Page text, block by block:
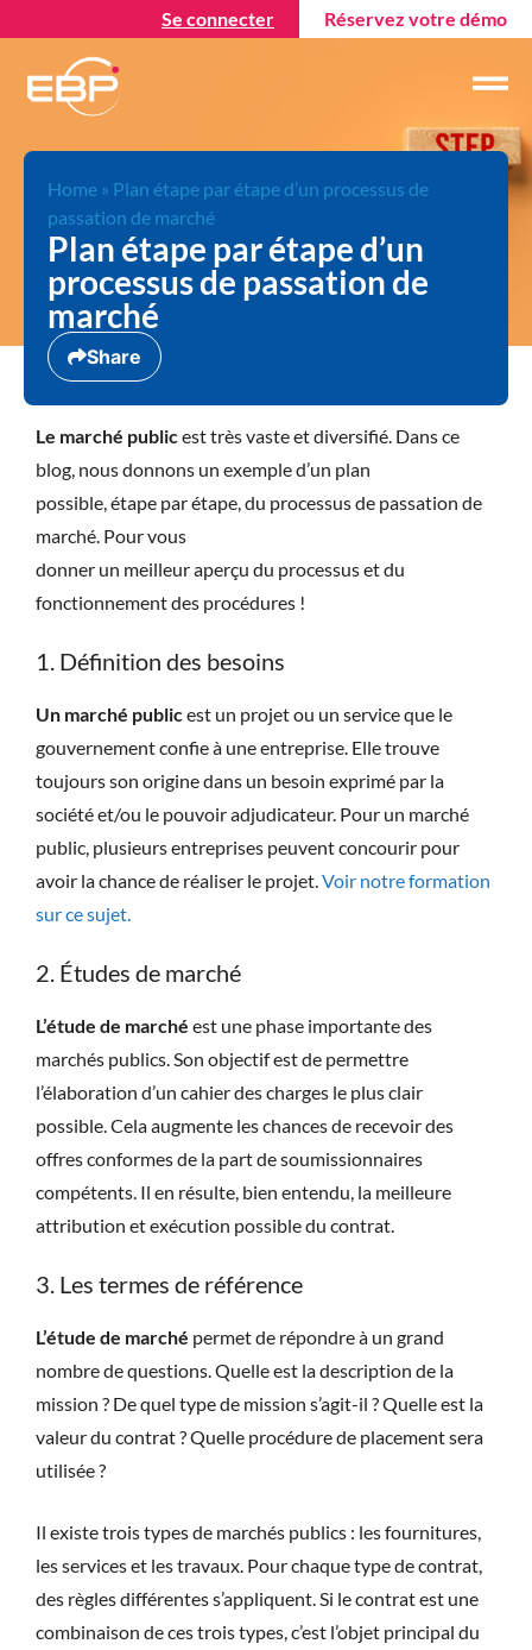
Se connecter Réservez votre démo
Home » Plan étape par étape d’un processus de
passation de marché
Plan étape par étape d’un
processus de passation de
marché
Share
Le marché publicest très vaste et diversifié. Dans ce
blog, nous donnons un exemple d’un plan
possible, étape par étape, du processus de passation de
marché. Pour vous
donner un meilleur aperçu du processus et du
fonctionnement des procédures !
1. Définition des besoins
Un marché publicest un projet ou un service que le
gouvernement confie à une entreprise. Elle trouve
toujours son origine dans un besoin exprimé par la
société et/ou le pouvoir adjudicateur. Pour un marché
public, plusieurs entreprises peuvent concourir pour
avoir la chance de réaliser le projet.Voir notre formation
sur ce sujet.
2. Études de marché
L’étude de marché est une phase importante des
marchés publics. Son objectif est de permettre
l’élaboration d’un cahier des charges le plus clair
possible. Cela augmente les chances de recevoir des
offres conformes de la part de soumissionnaires
compétents. Il en résulte, bien entendu, la meilleure
attribution et exécution possible du contrat.
3. Les termes de référence
L’étude de marché permet de répondre à un grand
nombre de questions. Quelle est la description de la
mission ? De quel type de mission s’agit-il ? Quelle est la
valeur du contrat ? Quelle procédure de placement sera
utilisée ?
Il existe trois types de marchés publics : les fournitures,
les services et les travaux. Pour chaque type de contrat,
des règles différentes s’appliquent. Si le contrat est une
combinaison de ces trois types, c’est l’objet principal du